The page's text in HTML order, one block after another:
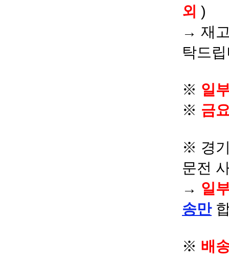
외 )
→ 재
탁드
※ 일
※ 금
※ 경
문전
→ 일
송만
※ 배